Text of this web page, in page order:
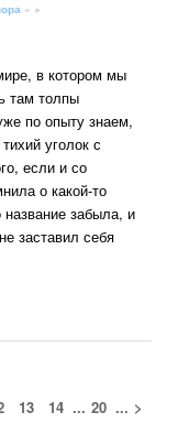
» +
в котором мы
там толпы
по опыту знаем,
уголок с
если и со
о какой-то
забыла, и
заставил себя
13 14 ... 20 ... >